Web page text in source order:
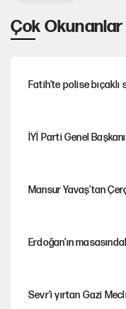
Çok Okunanlar
Fatih’te polise bıçaklı
İYİ Parti Genel
Mansur Yavaş’tan
Erdoğan'ın
Sevr’i yırtan Gazi